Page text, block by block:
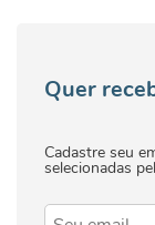
Quer
Cadastre seu
selecionadas